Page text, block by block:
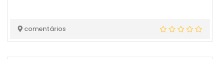
comentários